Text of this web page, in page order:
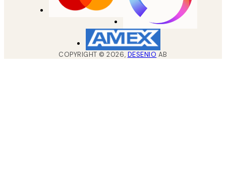
COPYRIGHT ©2026, DESENIO AB